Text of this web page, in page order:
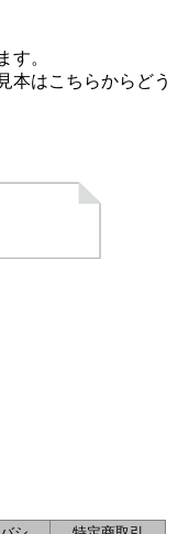
す。
本はこちらからどう